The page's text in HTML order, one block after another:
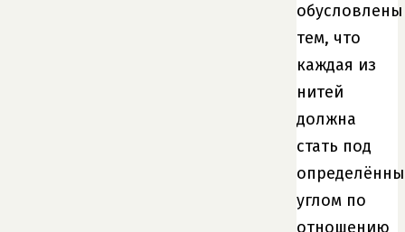
обусловлены
тем, что
каждая из
нитей
должна
стать под
углом по
отношению